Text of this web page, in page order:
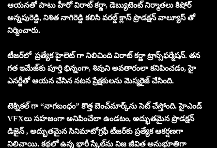
ఆయనతో పాటు హీరో విరాట్ కర్ణా, డెబ్యుటెంట్ నిర్మాతలు కిషోర్
అన్నపురెడ్డి, నిశిత నాగిరెడ్డి కలిసి వరల్డ్ క్లాస్ ప్రొడక్షన్ వాల్యూస్ తో
నిర్మించారు.
టీజర్‌లో ప్రత్యేక హైలెట్ గా నిలిచింది విరాట్ కర్ణా ట్రాన్స్‌ఫర్మేషన్. తన
గత ఇమేజ్‌కు పూర్తి భిన్నంగా, శివుని అవతారంలా కనిపించడం, హై
ఎనర్జీతో ఆయన చేసిన నటన ప్రేక్షకులను మెస్మరైజ్ చేసింది.
టెక్నికల్ గా “నాగబంధం” కొత్త బెంచ్‌మార్క్‌ను సెట్ చేస్తోంది. హైఎండ్
VFXలు సహజంగా అనిపించేలా ఉండటం, అద్భుతమైన ప్రొడక్షన్
డిజైన్ , అద్భుతమైన సినిమాటోగ్రఫీ టీజర్‌కు ప్రత్యేక ఆకర్షణగా
నిలిచాయి. కథలో ఉన్న భారీ స్కేల్‌ను నిజ జీవిత అనుభూతిగా